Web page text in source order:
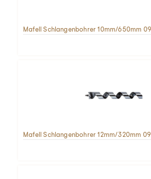
Mafell Schlangenbohrer 10mm/650mm
Mafell Schlangenbohrer 12mm/320mm